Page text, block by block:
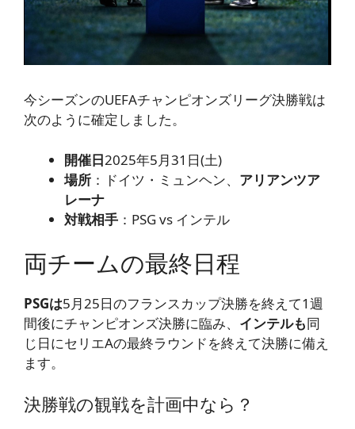
今シーズンのUEFAチャンピオンズリーグ決勝戦は
次のように確定しました。
開催日2025年5月31日(土)
場所 ：ドイツ・ミュンヘン、 アリアンツア
レーナ
対戦相手 ：PSG vs インテル
両チームの最終日程
PSGは5月25日のフランスカップ決勝を終えて1週
間後にチャンピオンズ決勝に臨み、 インテルも同
じ日にセリエAの最終ラウンドを終えて決勝に備え
ます。
決勝戦の観戦を計画中なら？